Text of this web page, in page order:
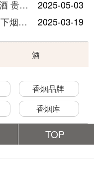
贵烟国酒香30爆珠里面是什么酒 贵烟国酒香30怎么辨别真假
2025-05-03
和天下烟生产日期怎么看 和天下烟真假辨别方法六个方面
2025-03-19
酒
香烟品牌
香烟库
TOP